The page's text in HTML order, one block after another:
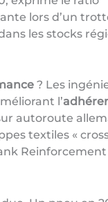
lors d’un
les stocks
? Les
l’
autoroute
textiles «
Reinforcement